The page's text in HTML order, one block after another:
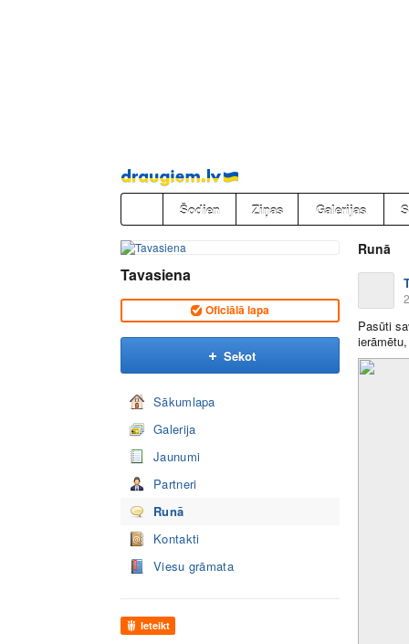
Pāriet
uz
saturu
Šodien Ziņas Galerijas
Tavasiena
Oficiālā lapa
Sekot
Sākumlapa
Galerija
Jaunumi
Partneri
Runā
Kontakti
Viesu grāmata
Ieteikt
Runā
Pasūti